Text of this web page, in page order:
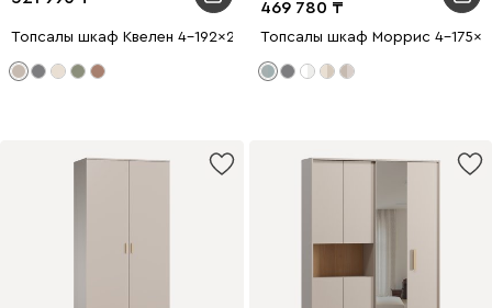
Топсалы шкаф Квелен 4-192x200 Латте
469 780
Топсалы шкаф Моррис 4-